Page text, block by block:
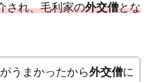
され、毛利家の外交僧とな
うまかったから外交僧に